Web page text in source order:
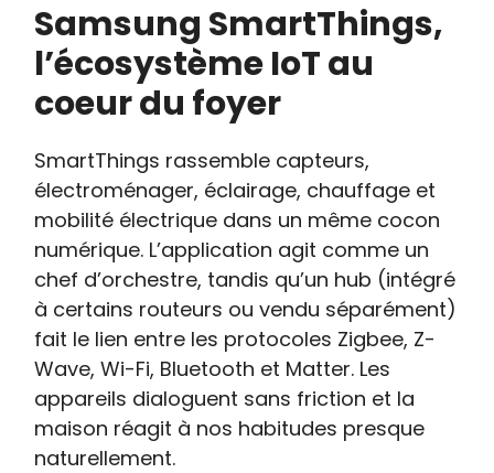
Samsung SmartThings,
l’écosystème IoT au
coeur du foyer
SmartThings rassemble capteurs,
électroménager, éclairage, chauffage et
mobilité électrique dans un même cocon
numérique. L’application agit comme un
chef d’orchestre, tandis qu’un hub (intégré
à certains routeurs ou vendu séparément)
fait le lien entre les protocoles Zigbee, Z-
Wave, Wi-Fi, Bluetooth et Matter. Les
appareils dialoguent sans friction et la
maison réagit à nos habitudes presque
naturellement.